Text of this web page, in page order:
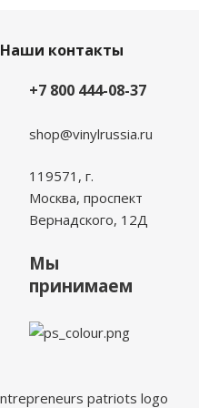
Наши контакты
+7 800 444-08-37
shop@vinylrussia.ru
119571,г.
Москва, проспект
Вернадского, 12Д
Мы
принимаем